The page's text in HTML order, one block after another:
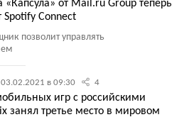
«Капсула» от Mail.ru Group теперь
Connect
позволит управлять
03.02.2021 в 09:30 4
игр с российскими
занял третье место в мировом